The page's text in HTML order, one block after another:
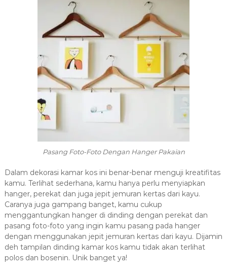
Pasang Foto-Foto Dengan Hanger Pakaian
Dalam dekorasi kamar kos ini benar-benar menguji kreatifitas
kamu. Terlihat sederhana, kamu hanya perlu menyiapkan
hanger, perekat dan juga jepit jemuran kertas dari kayu.
Caranya juga gampang banget, kamu cukup
menggantungkan hanger di dinding dengan perekat dan
pasang foto-foto yang ingin kamu pasang pada hanger
dengan menggunakan jepit jemuran kertas dari kayu. Dijamin
deh tampilan dinding kamar kos kamu tidak akan terlihat
polos dan bosenin. Unik banget ya!